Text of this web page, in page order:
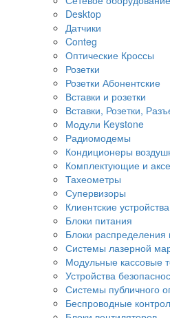
Desktop
Датчики
Conteg
Оптические Кроссы
Розетки
Розетки Абонентские
Вставки и розетки
Вставки, Розетки,
Модули Keystone
Радиомодемы
Кондиционеры
Комплектующие и
Тахеометры
Супервизоры
Клиентские устройства
Блоки питания
Блоки
Системы лазерной
Модульные кассовые
Устройства
Системы публичного
Беспроводные